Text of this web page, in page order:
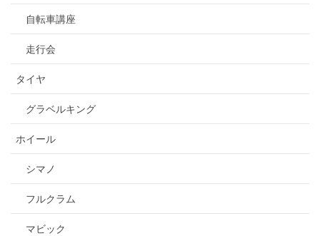
自転車講座
走行会
タイヤ
グラベルキング
ホイール
シマノ
フルクラム
マビック